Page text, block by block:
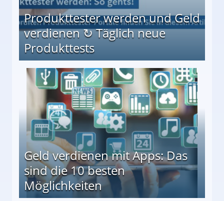
Produkttester werden und Geld
verdienen ↻ Täglich neue
Produkttests
↻ Täglich neue Produkttests
Geld verdienen mit Apps: Das
sind die 10 besten
Möglichkeiten